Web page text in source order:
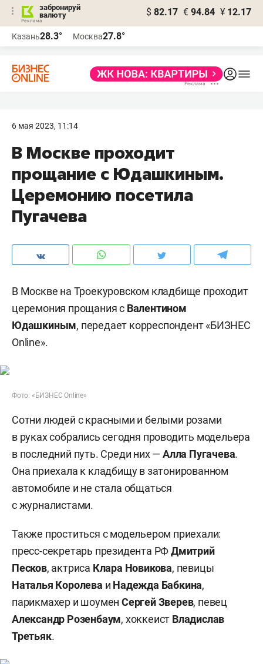
забронируй
валюту
$ 82.17 € 94.84 ¥ 12.17
Казань28.3° Москва27.8°
6 мая 2023, 11:14
В Москве проходит
прощание с Юдашкиным.
Церемонию посетила
Пугачева
В Москве на Троекуровском кладбище проходит
церемония прощания с Валентином
Юдашкиным, передает корреспондент «БИЗНЕС
Online».
Фото: «БИЗНЕС Online»
Сотни людей с красными и белыми розами
в руках собрались сегодня проводить модельера
в последний путь. Среди них —Алла Пугачева.
Она приехала к кладбищу в затонированном
автомобиле и не стала общаться
с журналистами.
Также проститься с модельером приехали:
пресс-секретарь президента РФДмитрий
Песков, актриса Клара Новикова, певицы
Наталья Королева и Надежда Бабкина,
парикмахер и шоуменСергей Зверев, певец
Александр Розенбаум, хоккеист Владислав
Третьяк.